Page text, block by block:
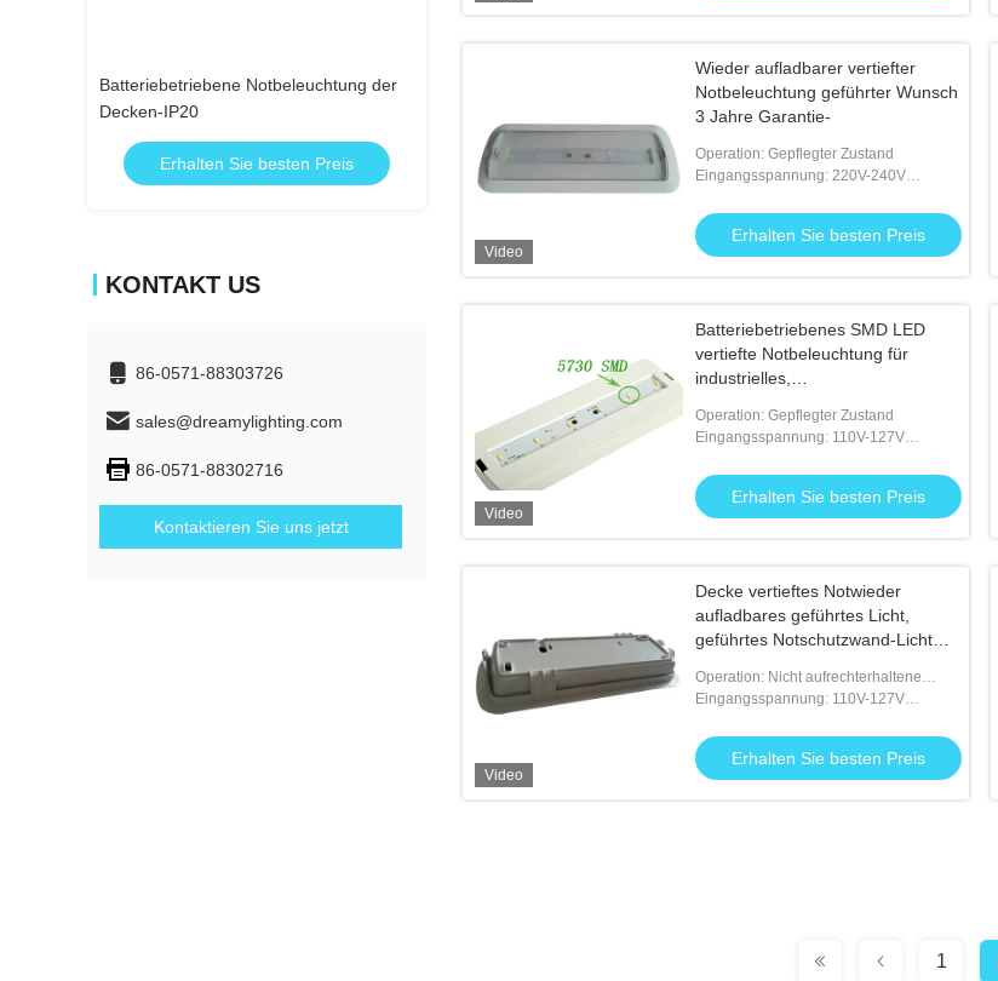
Batteriebetriebene Notbeleuchtung der
Decken-IP20
Erhalten Sie besten Preis
Batteriebetriebene Notbeleuchtung der
Erhalten Sie besten Preis
KONTAKT US
86-0571-88303726
sales@dreamylighting.com
86-0571-88302716
Kontaktieren Sie uns jetzt
Video
Wieder aufladbarer vertiefter
Notbeleuchtung geführter Wunsch
3 Jahre Garantie-
Operation: Gepflegter Zustand
Eingangsspannung: 220V-240V
Erhalten Sie besten Preis
Video
Batteriebetriebenes SMD LED
vertiefte Notbeleuchtung für
industrielles,
Operation: Gepflegter Zustand
Eingangsspannung: 110V-127V
Erhalten Sie besten Preis
Video
Decke vertieftes Notwieder
aufladbares geführtes Licht,
geführtes Notschutzwand-Licht
Operation: Nicht aufrechterhaltene
Zustand
Eingangsspannung: 110V-127V
Erhalten Sie besten Preis
1